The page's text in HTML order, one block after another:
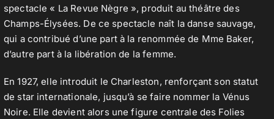
spectacle « La Revue Nègre », produit au théâtre des
Champs-Élysées. De ce spectacle naît la danse sauvage,
qui a contribué d’une part à la renommée de Mme Baker,
d’autre part à la libération de la femme.
En 1927, elle introduit le Charleston, renforçant son statut
de star internationale, jusqu’à se faire nommer la Vénus
Noire. Elle devient alors une figure centrale des Folies